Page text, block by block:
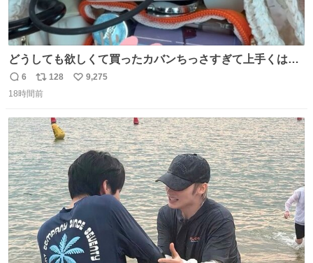
どうしても欲しくて買ったカバンちっさすぎて上手くはめ
ないと荷物入らん。女のカバンってなんでこんなちっさい
の
返
信
6
リ
ポ
ト
数
128
い
数
9,275
18時間前